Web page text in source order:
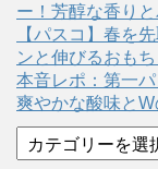
ー！芳醇な香り
【パスコ】春を
ンと伸びるおも
本音レポ：第一
爽やかな酸味と
テ